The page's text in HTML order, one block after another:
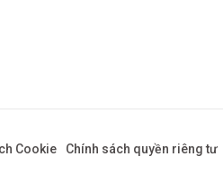
Cookie Chính sách quyền riêng tư